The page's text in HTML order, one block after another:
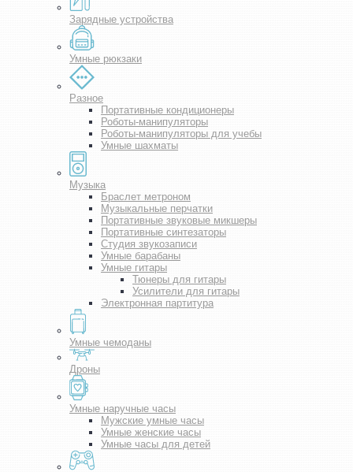
Зарядные устройства
Умные рюкзаки
Разное
Портативные кондиционеры
Роботы-манипуляторы
Роботы-манипуляторы для учебы
Умные шахматы
Музыка
Браслет метроном
Музыкальные перчатки
Портативные звуковые микшеры
Портативные синтезаторы
Студия звукозаписи
Умные барабаны
Умные гитары
Тюнеры для гитары
Усилители для гитары
Электронная партитура
Умные чемоданы
Дроны
Умные наручные часы
Мужские умные часы
Умные женские часы
Умные часы для детей